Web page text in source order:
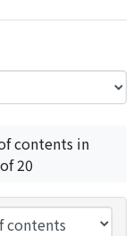
contents in
20